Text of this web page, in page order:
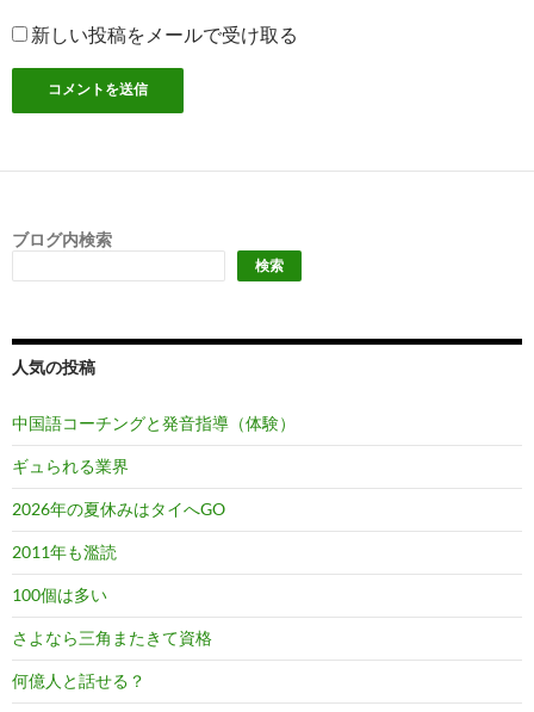
新しい投稿をメールで受け取る
ブログ内検索
検索
人気の投稿
中国語コーチングと発音指導（体験）
ギュられる業界
2026年の夏休みはタイへGO
2011年も濫読
100個は多い
さよなら三角またきて資格
何億人と話せる？